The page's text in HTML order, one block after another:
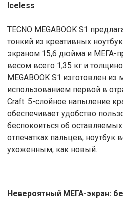
Iceless
TECNO MEGABOOK S1
тонкий из креативных
экраном 15,6 дюйма и МЕГА-
весом всего 1,35 кг и
MEGABOOK S1 изготовлен из
использованием первой в
Craft. 5-слойное напыление
обеспечивает удобство
беспокоиться об
отпечатках пальцев, ноутбук
ухоженным, как новый.
Невероятный МЕГА-экран: